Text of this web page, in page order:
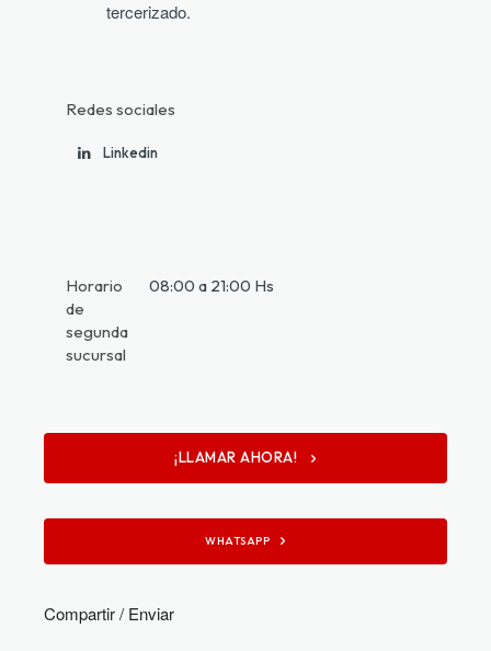
tercerizado.
Redes sociales
Linkedin
Horario
de
segunda
sucursal
08:00 a 21:00 Hs
¡LLAMAR AHORA!
WHATSAPP
Compartir / Enviar